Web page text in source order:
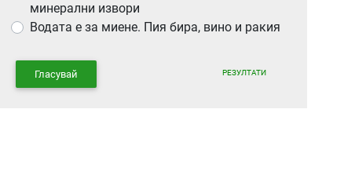
минерални извори
Водата е за миене. Пия бира, вино и ракия
Гласувай РЕЗУЛТАТИ